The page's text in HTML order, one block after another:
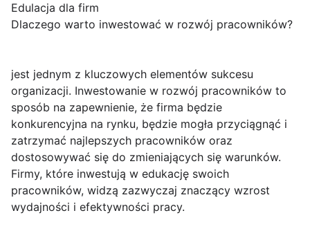
Edulacja dla firm
Dlaczego warto inwestować w rozwój pracowników?
jest jednym z kluczowych elementów sukcesu
organizacji. Inwestowanie w rozwój pracowników to
sposób na zapewnienie, że firma będzie
konkurencyjna na rynku, będzie mogła przyciągnąć i
zatrzymać najlepszych pracowników oraz
dostosowywać się do zmieniających się warunków.
Firmy, które inwestują w edukację swoich
pracowników, widzą zazwyczaj znaczący wzrost
wydajności i efektywności pracy.